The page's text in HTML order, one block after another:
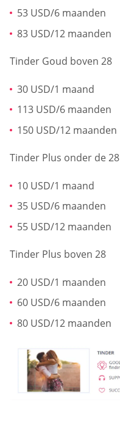
53 USD/6 maanden
83 USD/12 maanden
Tinder Goud boven 28
30 USD/1 maand
113 USD/6 maanden
150 USD/12 maanden
Tinder Plus onder de 28
10 USD/1 maand
35 USD/6 maanden
55 USD/12 maanden
Tinder Plus boven 28
20 USD/1 maanden
60 USD/6 maanden
80 USD/12 maanden